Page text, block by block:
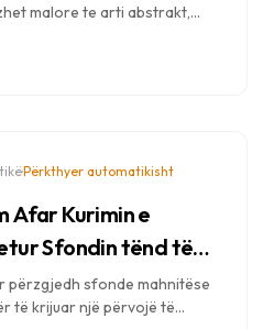
malore te arti abstrakt,
·Përkthyer automatikisht
Afar Kurimin e
Sfondin tënd të
përzgjedh sfonde mahnitëse
të krijuar një përvojë të